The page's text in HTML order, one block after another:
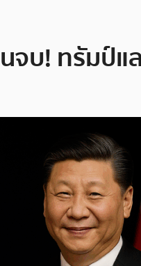
จบ! ทรัมป์